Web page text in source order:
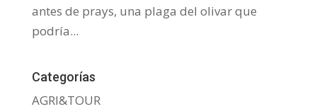
antes de prays, una plaga del olivar que
podría...
Categorías
AGRI&TOUR